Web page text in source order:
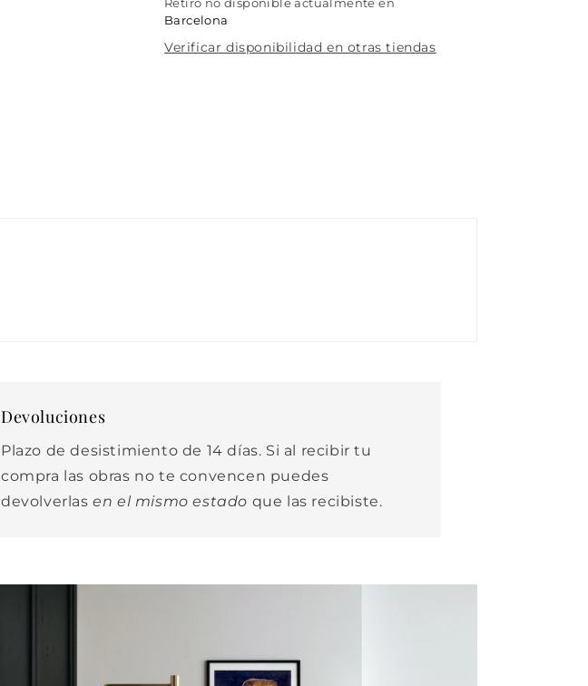
Barcelona
Verificar disponibilidad en otras tiendas
Devoluciones
Plazo de desistimiento de 14 días. Si al recibir tu
compra las obras no te convencen puedes
devolverlasen el mismo estado que las recibiste.